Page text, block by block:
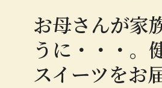
お母さんが家
うに・・・。
スイーツをお